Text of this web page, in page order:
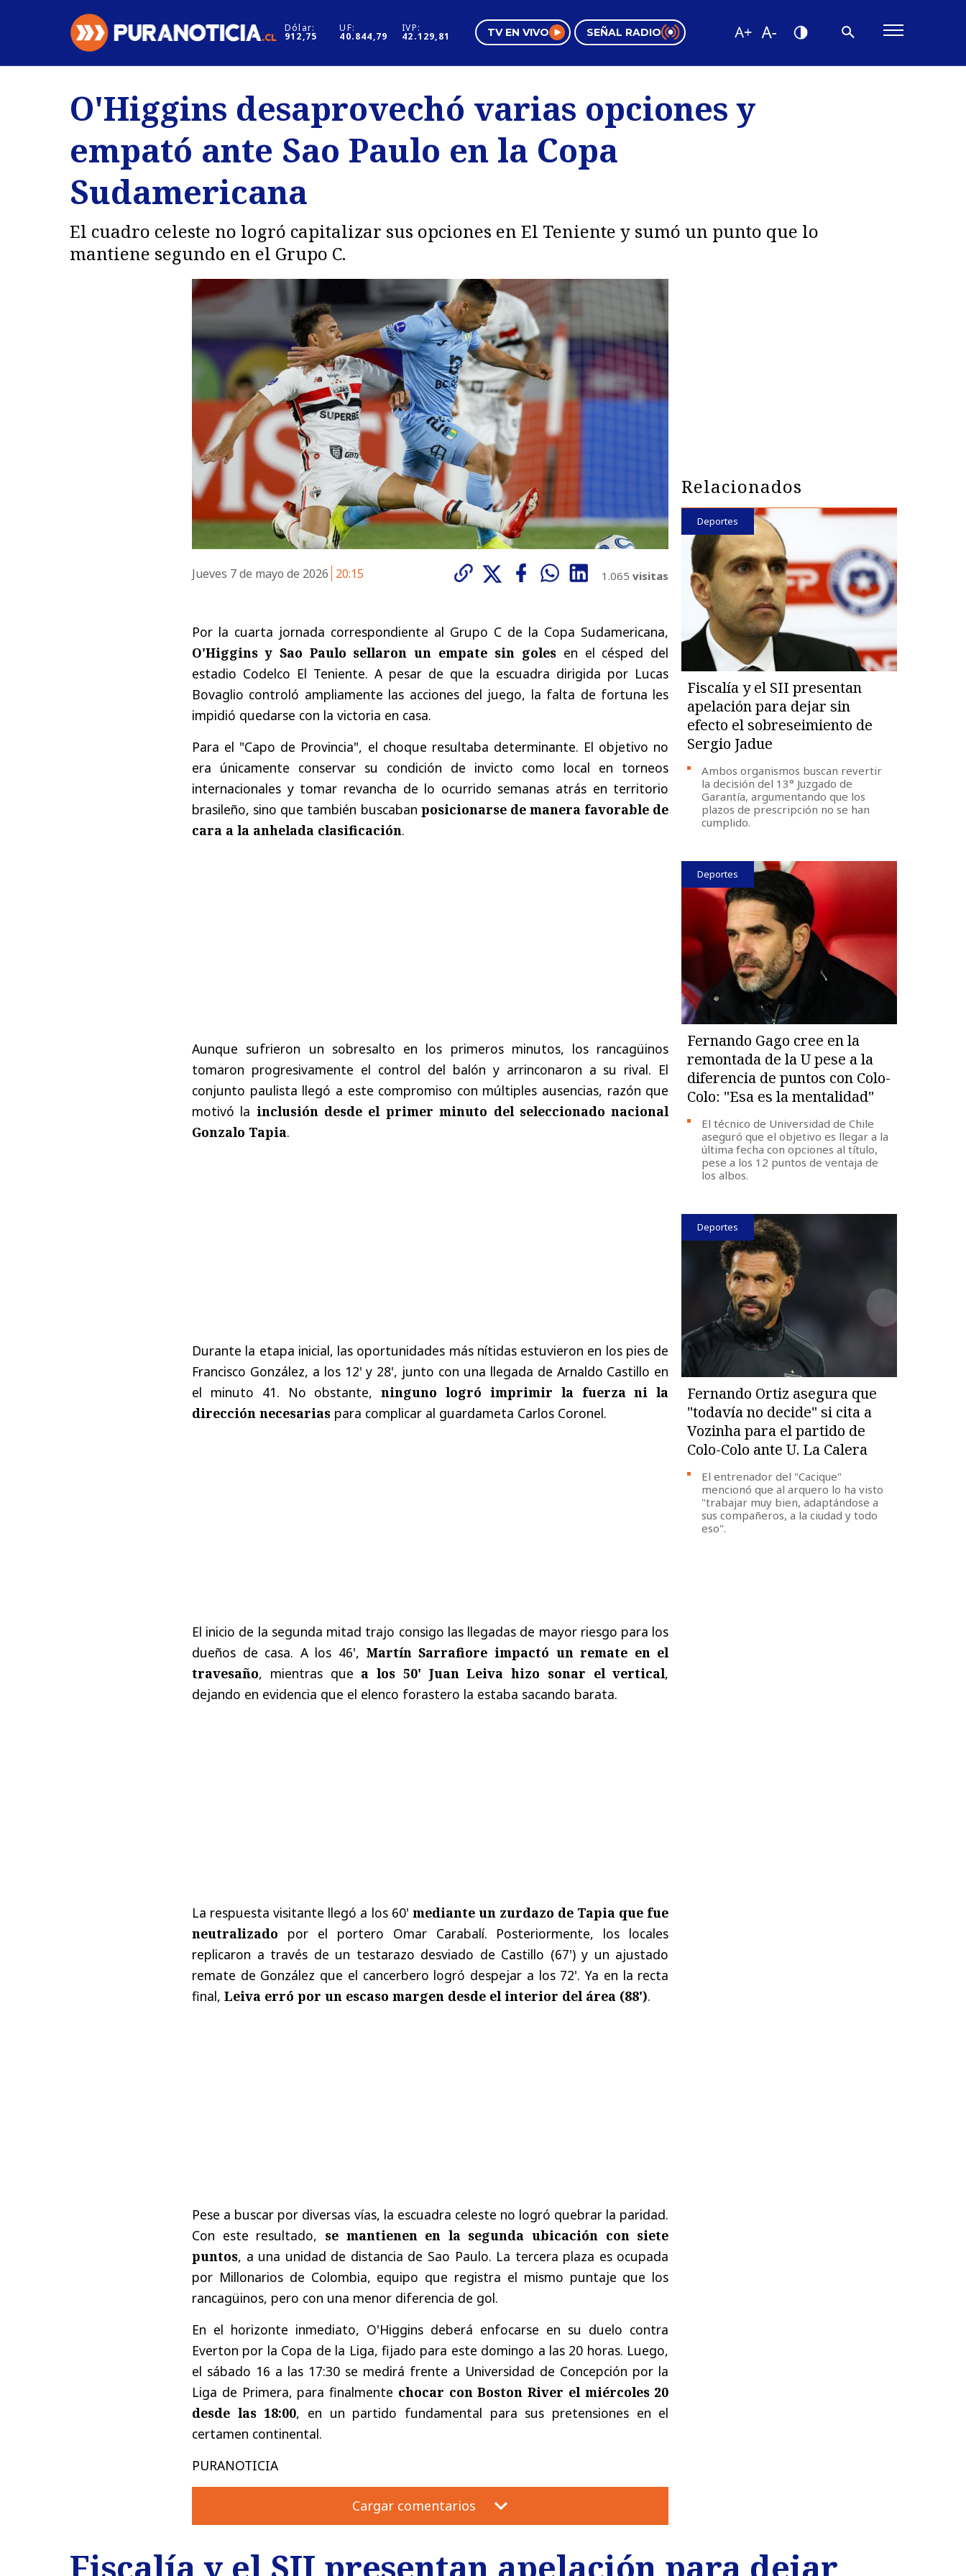
Dólar:
912,75
UF:
40.844,79
IVP:
42.129,81 TV EN VIVO SEÑAL RADIO
Regiones
Deportes
Internacional
Motores
Negocios
Pura Mujer
Tendencias
O'Higgins desaprovechó varias opciones y
empató ante Sao Paulo en la Copa
Sudamericana
El cuadro celeste no logró capitalizar sus opciones en El Teniente y sumó un punto que lo
mantiene segundo en el Grupo C.
Jueves 7 de mayo de 2026 20:15 1.065 visitas
Por la cuarta jornada correspondiente al Grupo C de la Copa Sudamericana,
O'Higgins y Sao Paulo sellaron un empate sin golesen el césped del
estadio Codelco El Teniente. A pesar de que la escuadra dirigida por Lucas
Bovaglio controló ampliamente las acciones del juego, la falta de fortuna les
impidió quedarse con la victoria en casa.
Para el "Capo de Provincia", el choque resultaba determinante. El objetivo no
era únicamente conservar su condición de invicto como local en torneos
internacionales y tomar revancha de lo ocurrido semanas atrás en territorio
brasileño, sino que también buscaban posicionarse de manera favorable de
cara a la anhelada clasificación.
Aunque sufrieron un sobresalto en los primeros minutos, los rancagüinos
tomaron progresivamente el control del balón y arrinconaron a su rival. El
conjunto paulista llegó a este compromiso con múltiples ausencias, razón que
motivó la inclusión desde el primer minuto del seleccionado nacional
Gonzalo Tapia.
Durante la etapa inicial, las oportunidades más nítidas estuvieron en los pies de
Francisco González, a los 12' y 28', junto con una llegada de Arnaldo Castillo en
el minuto 41. No obstante,ninguno logró imprimir la fuerza ni la
dirección necesarias para complicar al guardameta Carlos Coronel.
El inicio de la segunda mitad trajo consigo las llegadas de mayor riesgo para los
dueños de casa. A los 46', Martín Sarrafiore impactó un remate en el
travesaño, mientras que a los 50' Juan Leiva hizo sonar el vertical,
dejando en evidencia que el elenco forastero la estaba sacando barata.
La respuesta visitante llegó a los 60' mediante un zurdazo de Tapia que fue
neutralizado por el portero Omar Carabalí. Posteriormente, los locales
replicaron a través de un testarazo desviado de Castillo (67') y un ajustado
remate de González que el cancerbero logró despejar a los 72'. Ya en la recta
final, Leiva erró por un escaso margen desde el interior del área (88').
Pese a buscar por diversas vías, la escuadra celeste no logró quebrar la paridad.
Con este resultado, se mantienen en la segunda ubicación con siete
puntos, a una unidad de distancia de Sao Paulo. La tercera plaza es ocupada
por Millonarios de Colombia, equipo que registra el mismo puntaje que los
rancagüinos, pero con una menor diferencia de gol.
En el horizonte inmediato, O'Higgins deberá enfocarse en su duelo contra
Everton por la Copa de la Liga, fijado para este domingo a las 20 horas. Luego,
el sábado 16 a las 17:30 se medirá frente a Universidad de Concepción por la
Liga de Primera, para finalmente chocar con Boston River el miércoles 20
desde las 18:00, en un partido fundamental para sus pretensiones en el
certamen continental.
PURANOTICIA
Cargar comentarios
Relacionados
Deportes
Fiscalía y el SII presentan
apelación para dejar sin
efecto el sobreseimiento de
Sergio Jadue
Ambos organismos buscan revertir
la decisión del 13° Juzgado de
Garantía, argumentando que los
plazos de prescripción no se han
cumplido.
Deportes
Fernando Gago cree en la
remontada de la U pese a la
diferencia de puntos con Colo-
Colo: "Esa es la mentalidad"
El técnico de Universidad de Chile
aseguró que el objetivo es llegar a la
última fecha con opciones al título,
pese a los 12 puntos de ventaja de
los albos.
Deportes
Fernando Ortiz asegura que
"todavía no decide" si cita a
Vozinha para el partido de
Colo-Colo ante U. La Calera
El entrenador del "Cacique"
mencionó que al arquero lo ha visto
"trabajar muy bien, adaptándose a
sus compañeros, a la ciudad y todo
eso".
Fiscalía y el SII presentan apelación para dejar